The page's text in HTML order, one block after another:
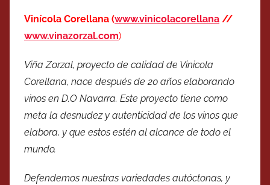
Vinícola Corellana (www.vinicolacorellana //
www.vinazorzal.com)
Viña Zorzal, proyecto de calidad de Vinicola
Corellana, nace después de 20 años elaborando
vinos en D.O Navarra. Este proyecto tiene como
meta la desnudez y autenticidad de los vinos que
elabora, y que estos estén al alcance de todo el
mundo.
Defendemos nuestras variedades autóctonas, y